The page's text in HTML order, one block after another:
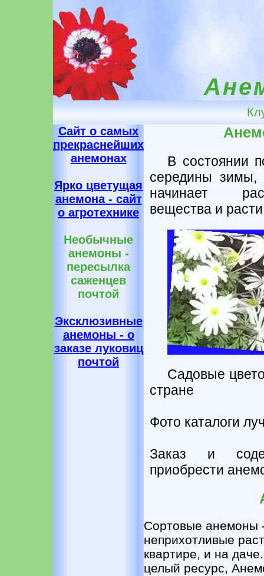
Сайт о самых
прекраснейших
анемонах
Ярко цветущая
анемона - сайт
о агротехнике
Необычные
анемоны -
пересылка
саженцев
почтой
Эксклюзивные
анемоны - о
заказе луковиц
почтой
В состоянии
середины зимы,
начинает
вещества и
Садовые
стране
Фото каталоги
Заказ и
приобрести
Сортовые анемоны
неприхотливые
квартире, и на
целый ресурс,